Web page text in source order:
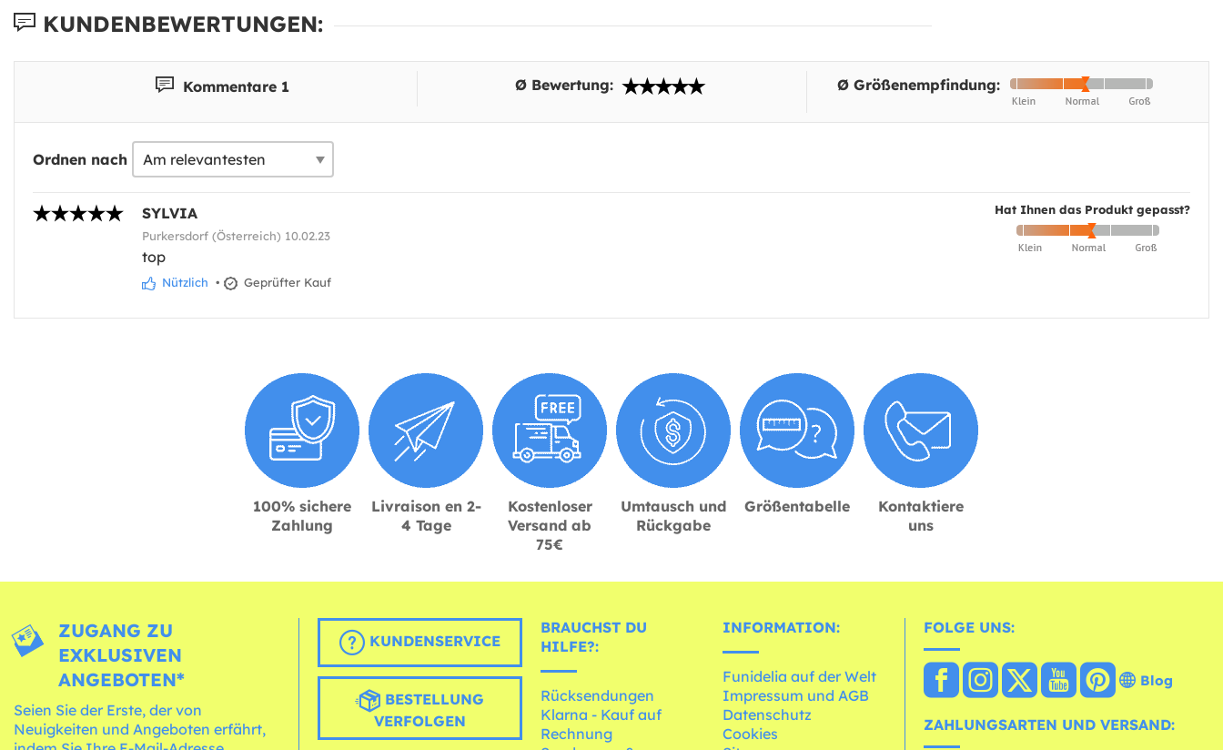
KUNDENBEWERTUNGEN:
Kommentare 1 Ø Bewertung: Ø Größenempfindung:
Ordnen nach
Hat Ihnen das Produkt gepasst?
SYLVIA
Purkersdorf (Österreich) 10.02.23
top
Nützlich • Geprüfter Kauf
100% sichere
Zahlung
Livraison en 2-
4 Tage
Kostenloser
Versand ab
75€
Umtausch und
Rückgabe
Größentabelle
Kontaktiere
uns
ZUGANG ZU
EXKLUSIVEN
ANGEBOTEN*
Seien Sie der Erste, der von
Neuigkeiten und Angeboten erfährt,
KUNDENSERVICE
BESTELLUNG
VERFOLGEN
BRAUCHST DU
HILFE?:
Rücksendungen
Klarna - Kauf auf
Rechnung
INFORMATION:
Funidelia auf der Welt
Impressum und AGB
Datenschutz
Cookies
FOLGE UNS:
Blog
ZAHLUNGSARTEN UND VERSAND: